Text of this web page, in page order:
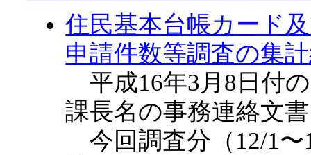
住民基本台帳カード
申請件数等調査の集
平成16年3月8日付
課長名の事務連絡文
今回調査分（12/1〜